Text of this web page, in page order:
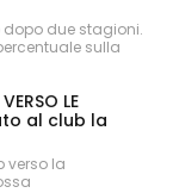
dopo due stagioni.
sulla
LE
al club la
verso la